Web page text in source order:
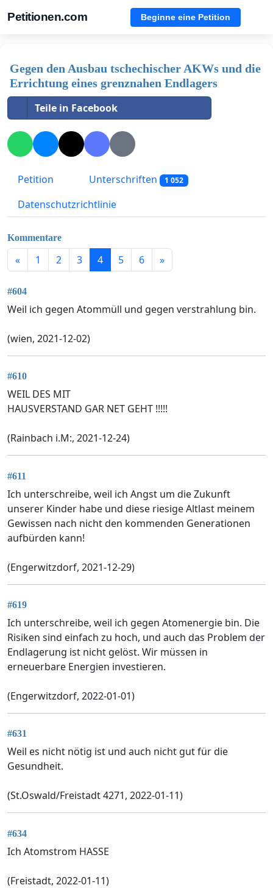
Petitionen.com Beginne eine Petition
Gegen den Ausbau tschechischer AKWs und die
Errichtung eines grenznahen Endlagers
Teile in Facebook
Petition Unterschriften 1 052
Datenschutzrichtlinie
Kommentare
« 1 2 3 4 5 6 »
#604
Weil ich gegen Atommüll und gegen verstrahlung bin.
(wien, 2021-12-02)
#610
WEIL DES MIT
HAUSVERSTAND GAR NET GEHT !!!!!
(Rainbach i.M:, 2021-12-24)
#611
Ich unterschreibe, weil ich Angst um die Zukunft
unserer Kinder habe und diese riesige Altlast meinem
Gewissen nach nicht den kommenden Generationen
aufbürden kann!
(Engerwitzdorf, 2021-12-29)
#619
Ich unterschreibe, weil ich gegen Atomenergie bin. Die
Risiken sind einfach zu hoch, und auch das Problem der
Endlagerung ist nicht gelöst. Wir müssen in
erneuerbare Energien investieren.
(Engerwitzdorf, 2022-01-01)
#631
Weil es nicht nötig ist und auch nicht gut für die
Gesundheit.
(St.Oswald/Freistadt 4271, 2022-01-11)
#634
Ich Atomstrom HASSE
(Freistadt, 2022-01-11)